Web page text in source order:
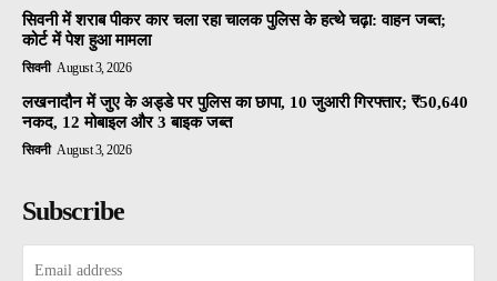
सिवनी में शराब पीकर कार चला रहा चालक पुलिस के हत्थे चढ़ा: वाहन जब्त;
कोर्ट में पेश हुआ मामला
सिवनी August 3, 2026
लखनादौन में जुए के अड्डे पर पुलिस का छापा, 10 जुआरी गिरफ्तार; ₹50,640
नकद, 12 मोबाइल और 3 बाइक जब्त
सिवनी August 3, 2026
Subscribe